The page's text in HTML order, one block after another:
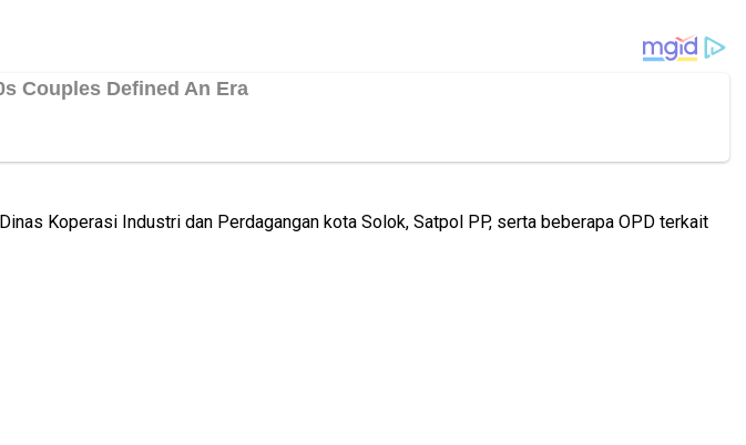
Koperasi Industri dan Perdagangan kota Solok, Satpol PP, serta beberapa OPD terkait